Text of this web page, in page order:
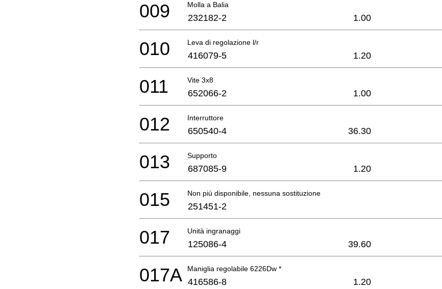
Molla a Balia
009 232182-2 1.00
Leva di regolazione l/r
010 416079-5 1.20
Vite 3x8
011 652066-2 1.00
Interruttore
012 650540-4 36.30
Supporto
013 687085-9 1.20
Non più disponibile, nessuna sostituzione
015 251451-2
Unità ingranaggi
017 125086-4 39.60
Maniglia regolabile 6226Dw *
017A 416586-8 1.20